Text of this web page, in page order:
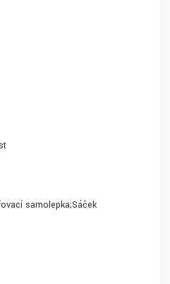
samolepka;Sáček